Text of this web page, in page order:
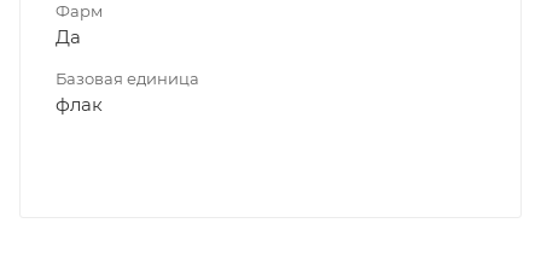
Фарм
Да
Базовая единица
флак